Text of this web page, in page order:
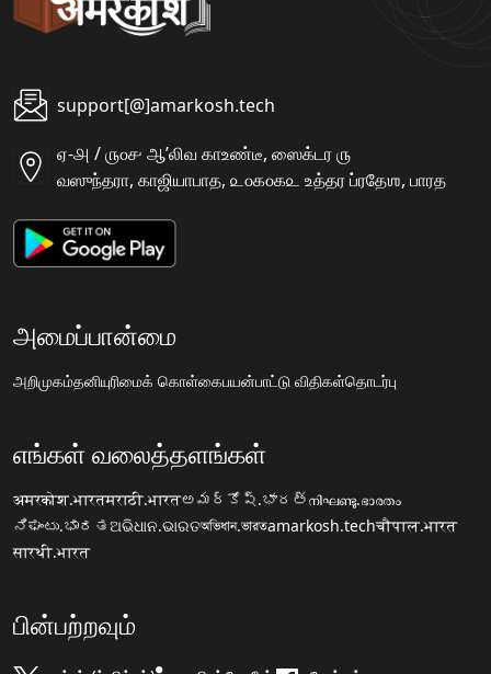
support[@]amarkosh.tech
ஏ-௮ / ௫௦௪ ஆʼலிவ காஉண்டீ, ஸைக்டர ௫
வஸுந்தரா, காஜியாபாத, ௨௦௧௦௧௨ உத்தர ப்ரதேஶ, பாரத
அமைப்பான்மை
அறிமுகம்தனியுரிமைக் கொள்கைபயன்பாட்டு விதிகள்தொடர்பு
எங்கள் வலைத்தளங்கள்
अमरकोश.भारतमराठी.भारतఅమర్కోష్.భారత్നിഘണ്ടു.ഭാരതം
ನಿಘಂಟು.ಭಾರತଅଭିଧାନ.ଭାରତঅভিধান.ভারতamarkosh.techचौपाल.भारत
सारथी.भारत
பின்பற்றவும்